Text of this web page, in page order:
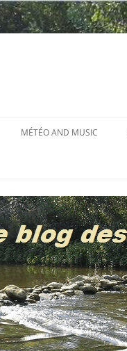
MÉTÉO AND MUSIC